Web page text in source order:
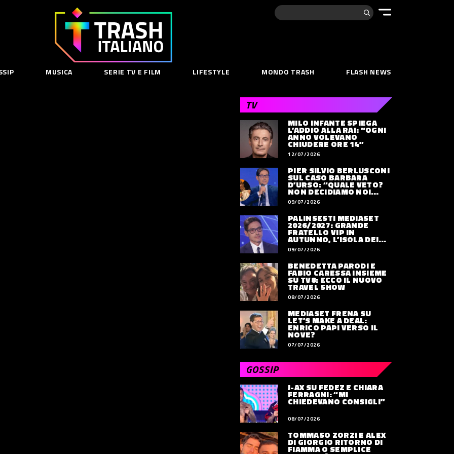
Cerca:
Trash
Italiano
MUSICA SERIE TV E FILM LIFESTYLE MONDO TRASH FLASH NEWS
TV
MILO INFANTE SPIEGA
L’ADDIO ALLA RAI: “OGNI
ANNO VOLEVANO
CHIUDERE ORE 14”
12/07/2026
PIER SILVIO BERLUSCONI
SUL CASO BARBARA
D’URSO: “QUALE VETO?
NON DECIDIAMO NOI
DOVE LAVORERÀ”
09/07/2026
PALINSESTI MEDIASET
2026/2027: GRANDE
FRATELLO VIP IN
AUTUNNO, L’ISOLA DEI
FAMOSI SLITTA AL 2027
09/07/2026
BENEDETTA PARODI E
FABIO CARESSA INSIEME
SU TV8: ECCO IL NUOVO
TRAVEL SHOW
08/07/2026
MEDIASET FRENA SU
LET’S MAKE A DEAL:
ENRICO PAPI VERSO IL
NOVE?
07/07/2026
GOSSIP
J-AX SU FEDEZ E CHIARA
FERRAGNI: “MI
CHIEDEVANO CONSIGLI”
08/07/2026
TOMMASO ZORZI E ALEX
DI GIORGIO RITORNO DI
FIAMMA O SEMPLICE